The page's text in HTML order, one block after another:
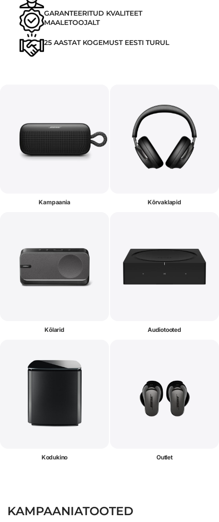
GARANTEERITUD KVALITEET
MAALETOOJALT
25 AASTAT KOGEMUST EESTI TURUL
Kampaania Kõrvaklapid
Kõlarid Audiotooted
Kodukino Outlet
KAMPAANIATOOTED